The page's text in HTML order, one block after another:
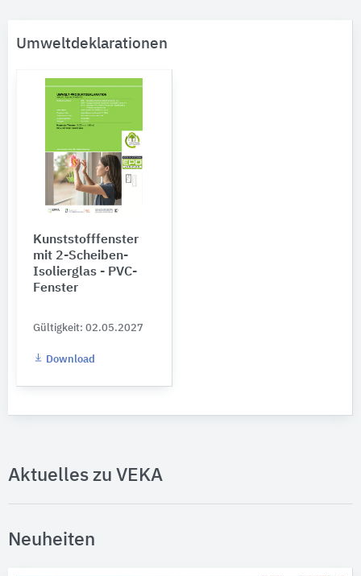
Umweltdeklarationen
Kunststofffenster
mit 2-Scheiben-
Isolierglas - PVC-
Fenster
Gültigkeit: 02.05.2027
Download
Aktuelles zu VEKA
Neuheiten